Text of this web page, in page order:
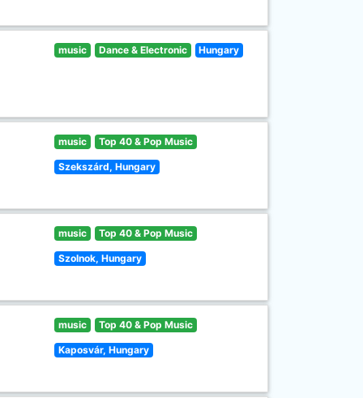
music Dance & Electronic Hungary
music Top 40 & Pop Music
Szekszárd, Hungary
music Top 40 & Pop Music
Szolnok, Hungary
music Top 40 & Pop Music
Kaposvár, Hungary